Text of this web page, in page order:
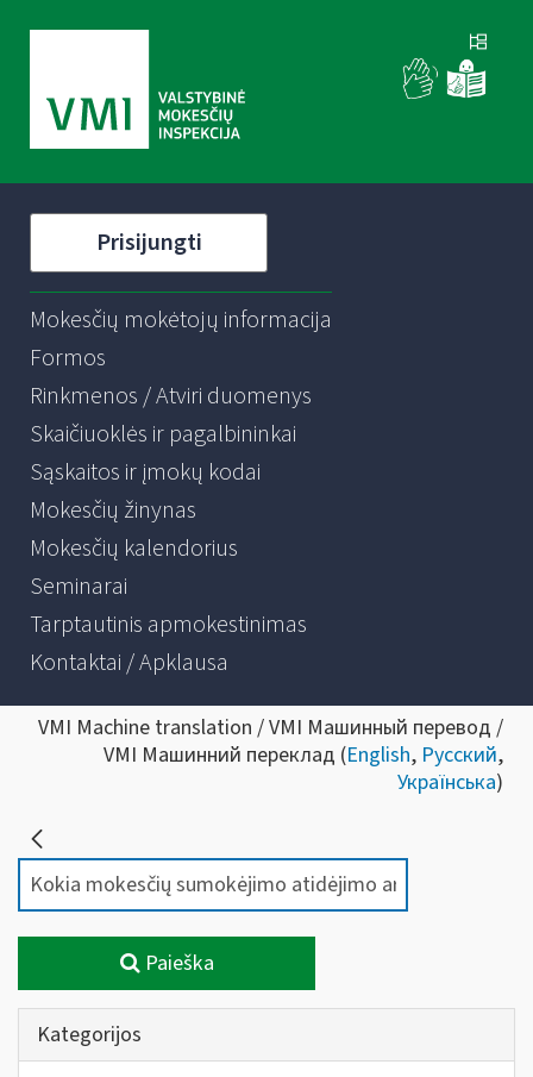
Prisijungti
Mokesčių mokėtojų informacija
Formos
Rinkmenos / Atviri duomenys
Skaičiuoklės ir pagalbininkai
Sąskaitos ir įmokų kodai
Mokesčių žinynas
Mokesčių kalendorius
Seminarai
Tarptautinis apmokestinimas
Kontaktai / Apklausa
VMI Machine translation / VMI Машинный перевод /
VMI Машинний переклад (English, Русский,
Українська)
Paieška
Kategorijos